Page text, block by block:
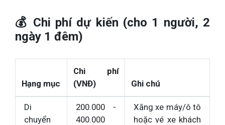
💰 Chi phí dự kiến (cho 1 người, 2
ngày 1 đêm)
Hạng mục
Chi phí
(VNĐ)
Ghi chú
Di
chuyển
200.000 -
400.000
Xăng xe máy/ô tô
hoặc vé xe khách